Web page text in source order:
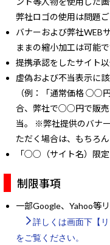
弊社ロゴの使用は問題ご
バナーおよび弊社WEB
ままの縮小加工は可能で
提携承認をしたサイト
虚偽および不当表示に
（例：「通常価格 ○○
合、弊社で○○円で販売
当。 ※弊社提供のバナ
ただく場合は、もちろ
「○○（サイト名）限定
制限事項
一部Google、Yahoo等
詳しくは画面下【
をご覧ください。